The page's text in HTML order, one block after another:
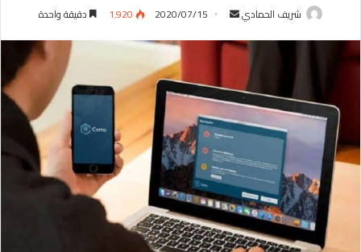
شريف الحمادي
س
ب
ر
ي
د
ا
إ
ل
ك
ت
2020/07/15 1٬920 دقيقة واحدة